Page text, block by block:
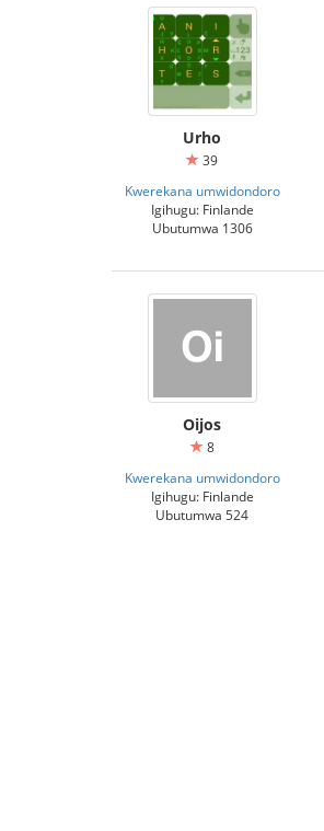
Urho
39
Kwerekana umwidondoro
Igihugu: Finlande
Ubutumwa 1306
Oijos
8
Kwerekana umwidondoro
Igihugu: Finlande
Ubutumwa 524